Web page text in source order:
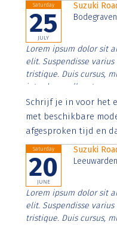
Saturday
25
JULY
Suzuki
Lorem ipsum dolor sit
elit. Suspendisse
tristique. Duis cursus,
interdum nulla, ut
Aenean faucibus nibh
imperdiet. Nunc ut
Schrijf je in voor het
met beschikbare
afgesproken tijd en
Saturday
20
JUNE
Suzuki
Lorem ipsum dolor sit
elit. Suspendisse
tristique. Duis cursus,